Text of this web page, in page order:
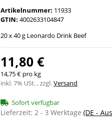
Artikelnummer: 11933
GTIN: 4002633104847
20 x 40 g Leonardo Drink Beef
11,80 €
14,75 € pro kg
inkl. 7% USt. , zzgl.Versand
Sofort verfügbar
Lieferzeit: 2 - 3 Werktage (DE -